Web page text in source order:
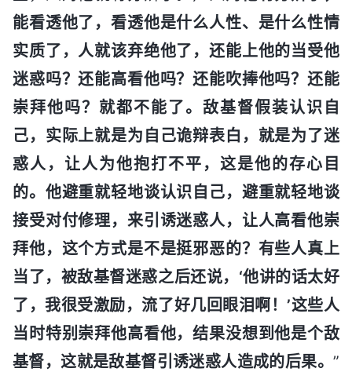
能看透他了，看透他是什么人性、是什么性情
实质了，人就该弃绝他了，还能上他的当受他
迷惑吗？还能高看他吗？还能吹捧他吗？还能
崇拜他吗？就都不能了。敌基督假装认识自
己，实际上就是为自己诡辩表白，就是为了迷
惑人，让人为他抱打不平，这是他的存心目
的。他避重就轻地谈认识自己，避重就轻地谈
接受对付修理，来引诱迷惑人，让人高看他崇
拜他，这个方式是不是挺邪恶的？有些人真上
当了，被敌基督迷惑之后还说，‘他讲的话太好
了，我很受激励，流了好几回眼泪啊！’这些人
当时特别崇拜他高看他，结果没想到他是个敌
基督，这就是敌基督引诱迷惑人造成的后果。 ”